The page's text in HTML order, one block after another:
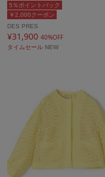
￥2,000クーポン
5％ポイントバック
DES PRES
¥31,900 40%OFF
タイムセール NEW